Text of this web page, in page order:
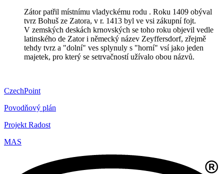
Zátor patřil místnímu vladyckému rodu . Roku 1409 obýval
tvrz Bohuš ze Zatora, v r. 1413 byl ve vsi zákupní fojt.
V zemských deskách krnovských se toho roku objevil vedle
latinského de Zator i německý název Zeyffersdorf, zřejmě
tehdy tvrz a "dolní" ves splynuly s "horní" vsí jako jeden
majetek, pro který se setrvačností užívalo obou názvů.
CzechPoint
Povodňový plán
Projekt Radost
MAS